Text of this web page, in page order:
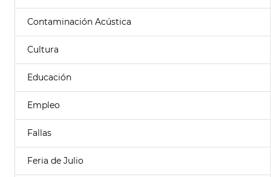
Contaminación Acústica
Cultura
Educación
Empleo
Fallas
Feria de Julio